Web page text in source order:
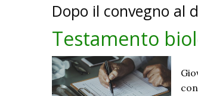
Dopo il convegno al
Testamento